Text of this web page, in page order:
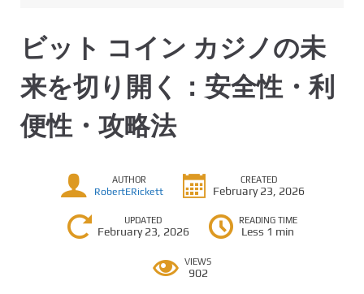
ビット コイン カジノの未
来を切り開く：安全性・利
便性・攻略法
AUTHOR
RobertERickett
CREATED
February 23, 2026
UPDATED
February 23, 2026
READING TIME
Less 1 min
VIEWS
902